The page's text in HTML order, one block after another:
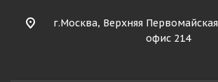
г.Москва, Верхняя
офис 214